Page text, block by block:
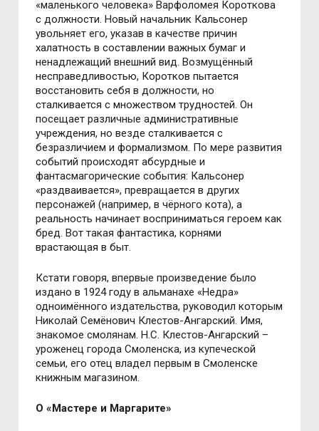
«маленького человека» Варфоломея Короткова
с должности. Новый начальник Кальсонер
увольняет его, указав в качестве причин
халатность в составлении важных бумаг и
ненадлежащий внешний вид. Возмущённый
несправедливостью, Коротков пытается
восстановить себя в должности, но
сталкивается с множеством трудностей. Он
посещает различные административные
учреждения, но везде сталкивается с
безразличием и формализмом. По мере развития
событий происходят абсурдные и
фантасмагорические события: Кальсонер
«раздваивается», превращается в других
персонажей (например, в чёрного кота), а
реальность начинает восприниматься героем как
бред. Вот такая фантастика, корнями
врастающая в быт.
Кстати говоря, впервые произведение было
издано в 1924 году в альманахе «Недра»
одноимённого издательства, руководил которым
Николай Семёнович Клестов-Ангарский. Имя,
знакомое смолянам. Н.С. Клестов-Ангарский –
уроженец города Смоленска, из купеческой
семьи, его отец владел первым в Смоленске
книжным магазином.
О «Мастере и Маргарите»